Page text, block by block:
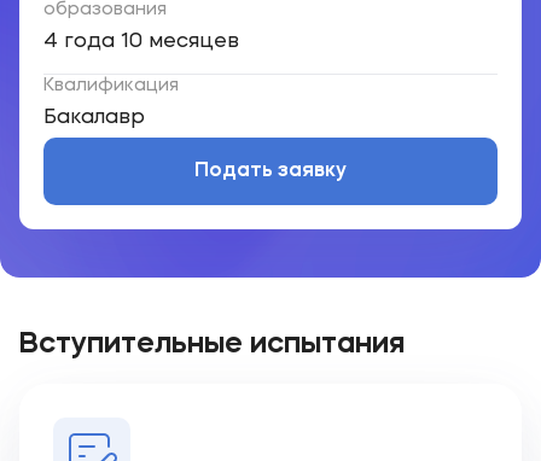
Подать заявку
образования
4 года 10 месяцев
Квалификация
Бакалавр
Подать заявку
Вступительные испытания